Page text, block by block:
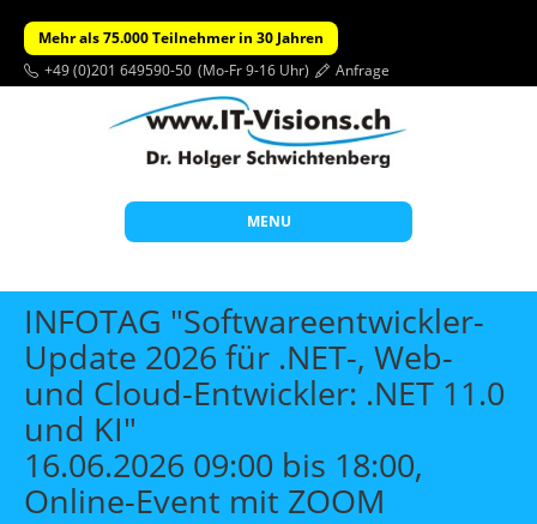
Mehr als 75.000 Teilnehmer in 30 Jahren
+49 (0)201 649590-50 (Mo-Fr 9-16 Uhr) Anfrage
MENU
Start
Themen
Beratung
Offene Seminare
Wissen
INFOTAG "Softwareentwickler-
Update 2026 für .NET-, Web-
und Cloud-Entwickler: .NET 11.0
und KI"
16.06.2026 09:00 bis 18:00,
Online-Event mit ZOOM